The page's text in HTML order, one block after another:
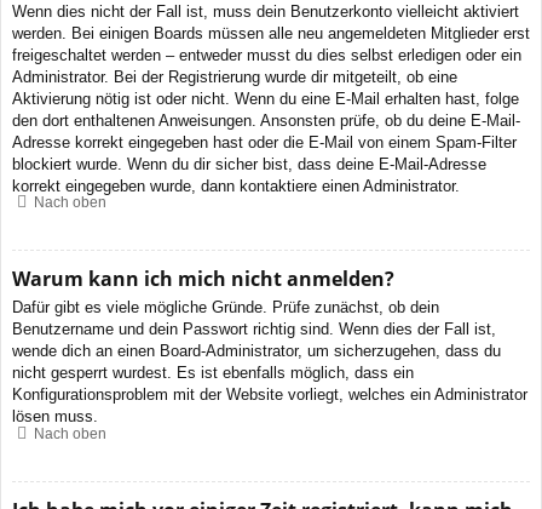
Wenn dies nicht der Fall ist, muss dein Benutzerkonto vielleicht aktiviert
werden. Bei einigen Boards müssen alle neu angemeldeten Mitglieder erst
freigeschaltet werden – entweder musst du dies selbst erledigen oder ein
Administrator. Bei der Registrierung wurde dir mitgeteilt, ob eine
Aktivierung nötig ist oder nicht. Wenn du eine E-Mail erhalten hast, folge
den dort enthaltenen Anweisungen. Ansonsten prüfe, ob du deine E-Mail-
Adresse korrekt eingegeben hast oder die E-Mail von einem Spam-Filter
blockiert wurde. Wenn du dir sicher bist, dass deine E-Mail-Adresse
korrekt eingegeben wurde, dann kontaktiere einen Administrator.
Nach oben
Warum kann ich mich nicht anmelden?
Dafür gibt es viele mögliche Gründe. Prüfe zunächst, ob dein
Benutzername und dein Passwort richtig sind. Wenn dies der Fall ist,
wende dich an einen Board-Administrator, um sicherzugehen, dass du
nicht gesperrt wurdest. Es ist ebenfalls möglich, dass ein
Konfigurationsproblem mit der Website vorliegt, welches ein Administrator
lösen muss.
Nach oben